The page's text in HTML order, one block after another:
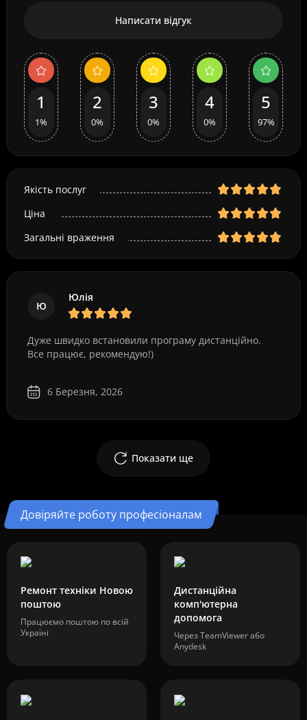
Написати відгук
1
1%
2
0%
3
0%
4
0%
5
97%
Якість послуг
Ціна
Загальні враження
Ю
Юлія
Дуже швидко встановили програму дистанційно.
Все працює, рекомендую!)
6 Березня, 2026
Показати ще
Довіряйте роботу професіоналам
Ремонт техніки Новою
поштою
Працюємо поштою по всій
Україні
Дистанційна
комп'ютерна
допомога
Через TeamViewer або
Anydesk